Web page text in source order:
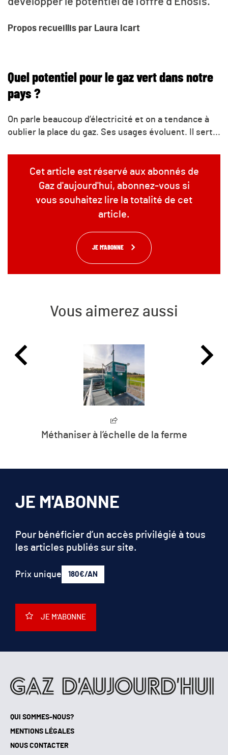
Propos recueillis par Laura Icart
Quel potentiel pour le gaz vert dans notre
pays ?
On parle beaucoup d’électricité et on a tendance à
oublier la place du gaz. Ses usages évoluent. Il sert...
Cet article est réservé aux abonnés de
Gaz d'aujourd'hui, abonnez-vous si
vous souhaitez lire la totalité de cet
article.
JE M'ABONNE
Vous aimerez aussi
Méthaniser à l’échelle de la ferme
QUI SOMMES-NOUS?
MENTIONS LÉGALES
NOUS CONTACTER
JE M'ABONNE
Pour bénéficier d’un accès privilégié à tous
les articles publiés sur site.
Prix unique 180€/AN
JE M'ABONNE